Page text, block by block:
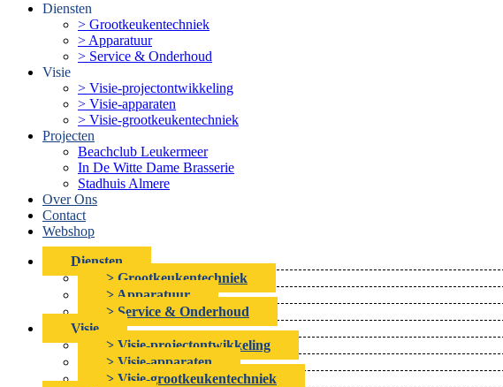
Diensten
> Grootkeukentechniek
> Apparatuur
> Service & Onderhoud
Visie
> Visie-projectontwikkeling
> Visie-apparaten
> Visie-grootkeukentechniek
Projecten
Beachclub Leukermeer
In De Witte Dame Brasserie
Stadhuis Almere
Over Ons
Contact
Webshop
Diensten
> Grootkeukentechniek
> Apparatuur
> Service & Onderhoud
Visie
> Visie-projectontwikkeling
> Visie-apparaten
> Visie-grootkeukentechniek